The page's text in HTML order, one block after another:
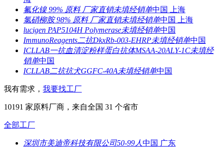
氟化镍 99% 原料 厂家直销未填经销单中国 上海
氯硝柳胺 98% 原料 厂家直销未填经销单中国 上海
lucigen PAP5104H Polymerase未填经销单中国
ImmunoReagents二抗DkxRb-003-EHRP未填经销单中国
ICLLAB一抗血清淀粉样蛋白抗体MSAA-20ALY-1C未填经
销单中国
ICLLAB二抗抗犬GGFC-40A未填经销单中国
我有需求， 我要找工厂
10191 家原料厂商，来自全国 31 个省市
全部工厂
深圳市美迪帝科技有限公司50-99人中国 广东